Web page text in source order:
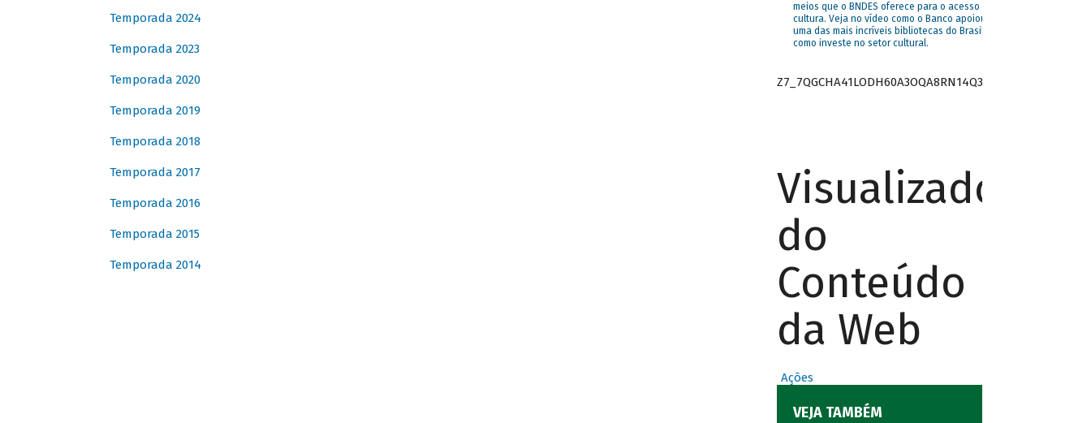
Temporada 2024
Temporada 2023
Temporada 2020
Temporada 2019
Temporada 2018
Temporada 2017
Temporada 2016
Temporada 2015
Temporada 2014
meios que o BNDES oferece para o acesso à
cultura. Veja no vídeo como o Banco apoiou
uma das mais incríveis bibliotecas do Brasil e
como investe no setor cultural.
Z7_7QGCHA41LODH60A3OQA8RN14Q3
Visualizador
do
Conteúdo
da Web
Ações
VEJA TAMBÉM